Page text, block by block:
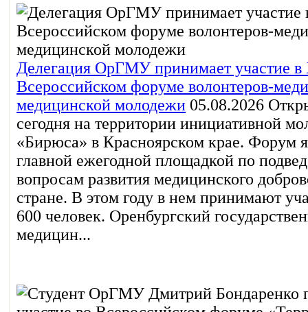
Делегация ОрГМУ принимает участие в
Всероссийском форуме волонтеров-
медицинской молодежи 05.08.2026
сегодня на территории инициативной
«Бирюса» в Красноярском крае. Форум
главной ежегодной площадкой по
вопросам развития медицинского
стране. В этом году в нем принимают
600 человек. Оренбургский
медицин...